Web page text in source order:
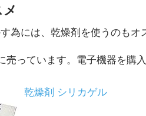
為には、乾燥剤を使うのもオ
売っています。電子機器を購
乾燥剤 シリカゲル